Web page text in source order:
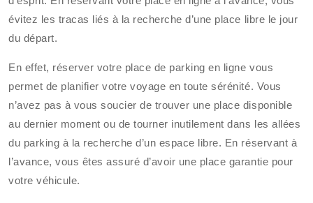
évitez les tracas liés à la recherche d’une place libre le jour
du départ.
En effet, réserver votre place de parking en ligne vous
permet de planifier votre voyage en toute sérénité. Vous
n’avez pas à vous soucier de trouver une place disponible
au dernier moment ou de tourner inutilement dans les allées
du parking à la recherche d’un espace libre. En réservant à
l’avance, vous êtes assuré d’avoir une place garantie pour
votre véhicule.